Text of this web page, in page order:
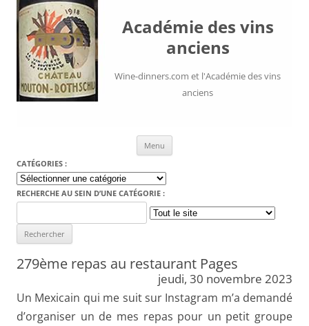
Académie des vins
anciens
Wine-dinners.com et l'Académie des vins
anciens
Menu
CATÉGORIES :
Catégories
:
RECHERCHE AU SEIN D’UNE CATÉGORIE :
for:
279ème repas au restaurant Pages
jeudi, 30 novembre 2023
Un Mexicain qui me suit sur Instagram m’a demandé
d’organiser un de mes repas pour un petit groupe